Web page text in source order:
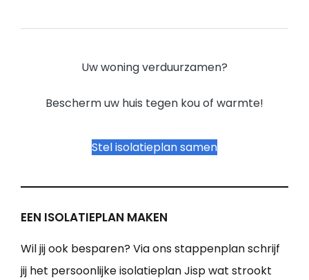
Uw woning verduurzamen?
Bescherm uw huis tegen kou of warmte!
Stel isolatieplan samen
EEN ISOLATIEPLAN MAKEN
Wil jij ook besparen? Via ons stappenplan schrijf
jij het persoonlijke isolatieplan Jisp wat strookt